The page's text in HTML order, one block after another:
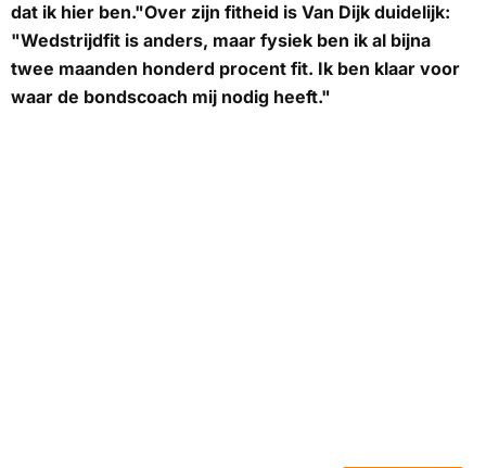
dat ik hier ben."Over zijn fitheid is Van Dijk duidelijk:
"Wedstrijdfit is anders, maar fysiek ben ik al bijna
twee maanden honderd procent fit. Ik ben klaar voor
waar de bondscoach mij nodig heeft."